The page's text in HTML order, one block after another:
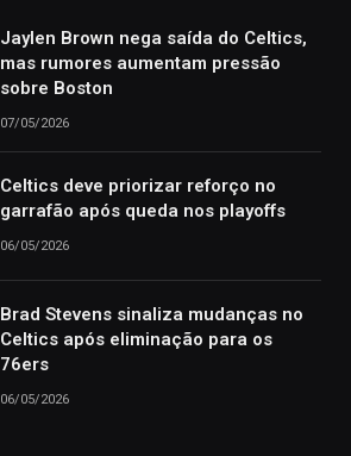
Jaylen Brown nega saída do Celtics,
mas rumores aumentam pressão
sobre Boston
07/05/2026
Celtics deve priorizar reforço no
garrafão após queda nos playoffs
06/05/2026
Brad Stevens sinaliza mudanças no
Celtics após eliminação para os
76ers
06/05/2026